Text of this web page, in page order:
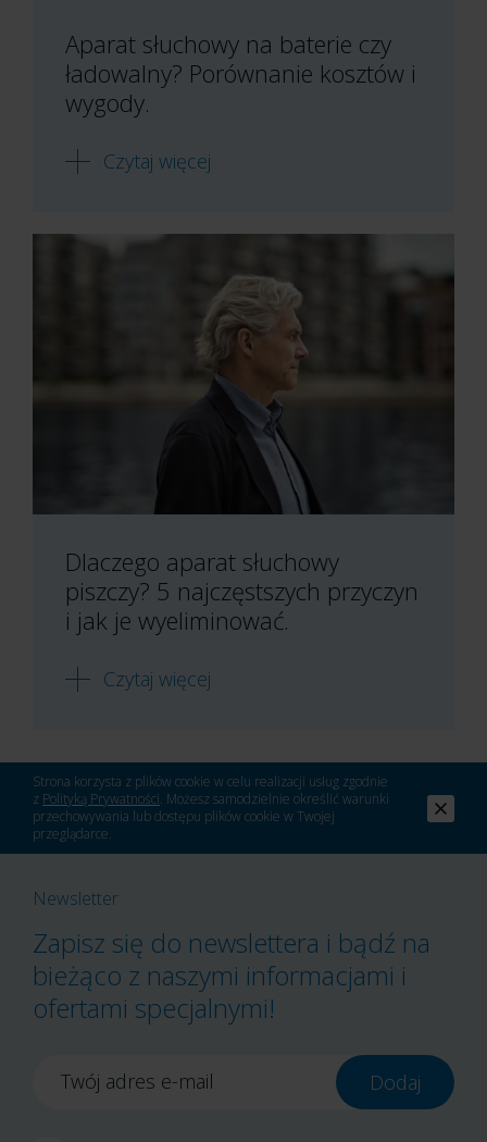
Aparat słuchowy na baterie czy
ładowalny? Porównanie kosztów i
wygody.
Czytaj więcej
Dlaczego aparat słuchowy
piszczy? 5 najczęstszych przyczyn
i jak je wyeliminować.
Czytaj więcej
Strona korzysta z plików cookie w celu realizacji usług zgodnie
z Polityką Prywatności. Możesz samodzielnie określić warunki
przechowywania lub dostępu plików cookie w Twojej
przeglądarce.
Newsletter
Zapisz się do newslettera i bądź na
bieżąco z naszymi informacjami i
ofertami specjalnymi!
Twój adres e-mail Dodaj